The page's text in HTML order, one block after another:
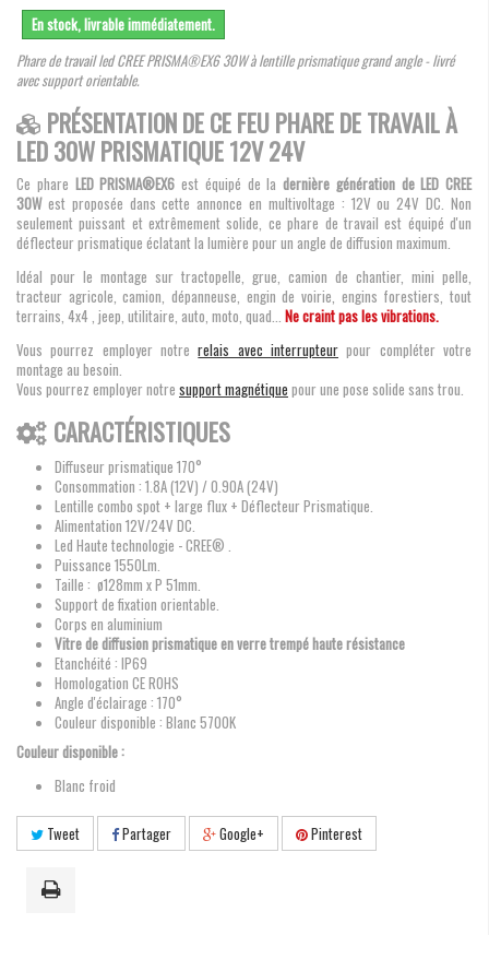
En stock, livrable immédiatement.
Phare de travail led CREE PRISMA®EX6 30W à lentille prismatique grand angle - livré
avec support orientable.
PRÉSENTATION DE CE FEU PHARE DE TRAVAIL À
LED 30W PRISMATIQUE 12V 24V
Ce phare LED PRISMA®EX6 est équipé de la dernière génération de LED CREE
30W est proposée dans cette annonce en multivoltage : 12V ou 24V DC. Non
seulement puissant et extrêmement solide, ce phare de travail est équipé d'un
déflecteur prismatique éclatant la lumière pour un angle de diffusion maximum.
Idéal pour le montage sur tractopelle, grue, camion de chantier, mini pelle,
tracteur agricole, camion, dépanneuse, engin de voirie, engins forestiers, tout
terrains, 4x4 , jeep, utilitaire, auto, moto, quad... Ne craint pas les vibrations.
Vous pourrez employer notrerelais avec interrupteur pour compléter votre
montage au besoin.
Vous pourrez employer notre support magnétique pour une pose solide sans trou.
CARACTÉRISTIQUES
Diffuseur prismatique 170°
Consommation : 1.8A (12V) / 0.90A (24V)
Lentille combo spot + large flux + Déflecteur Prismatique.
Alimentation 12V/24V DC.
Led Haute technologie - CREE® .
Puissance 1550Lm.
Taille : ø128mm x P 51mm.
Support de fixation orientable.
Corps en aluminium
Vitre de diffusion prismatique en verre trempé haute résistance
Etanchéité : IP69
Homologation CE ROHS
Angle d'éclairage : 170°
Couleur disponible : Blanc 5700K
Couleur disponible :
Blanc froid
Tweet Partager Google+ Pinterest